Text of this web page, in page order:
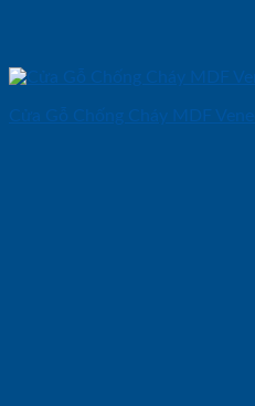
Cửa Gỗ Chống Cháy MDF